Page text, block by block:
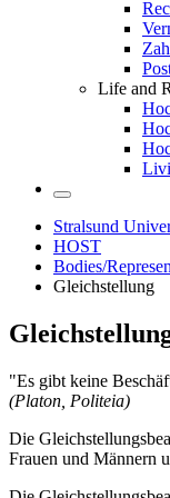
Life and
Stralsund
HOST
Bodies/
Gleichstellung
"Es gibt keine
(Platon, Politeia)
Die
Frauen und Männern